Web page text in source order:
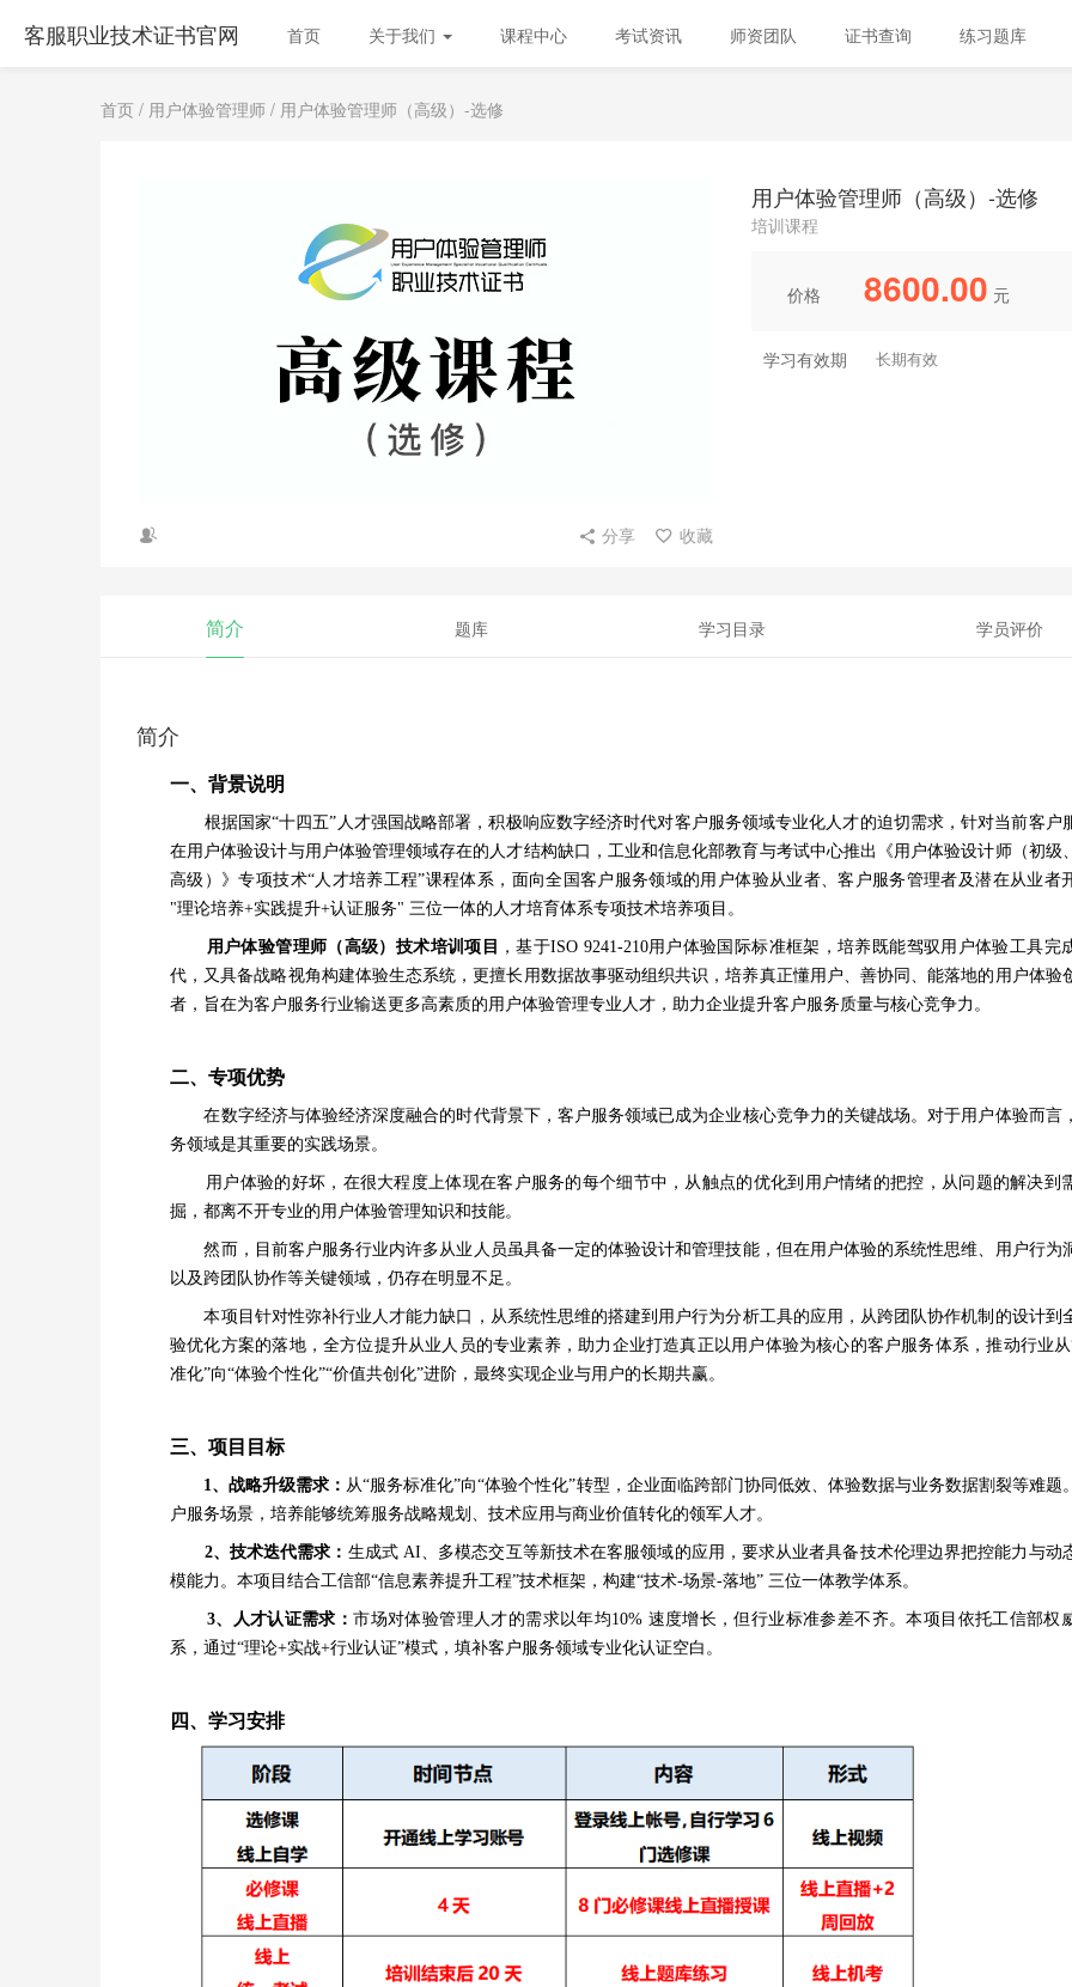
客服职业技术证书官网 首页 关于我们 课程中心 考试资讯 师资团队 证书查询 练习题库
首页 / 用户体验管理师 / 用户体验管理师（高级）-选修
分享 收藏
用户体验管理师（高级）-选修
培训课程
价格 8600.00 元
学习有效期 长期有效
简介 题库 学习目录 学员评价
简介
一、背景说明
根据国家“十四五”人才强国战略部署，积极响应数字经济时代对客户服务领域专业化人才的迫切需求，针对当前客户
在用户体验设计与用户体验管理领域存在的人才结构缺口 ，工业和信息化部教育与考试中心推出《用户体验设计师 （初级
高级 ）》专项技术“人才培养工程”课程体系，面向全 国客户服务领域的用户体验从业者、客户服务管理者及潜在从业者
"理论培养+实践提升+认证 服务" 三位一体的人才培育体系专项技术培养项目 。
用户体验管理师（高级）技术培训项目 ，基于ISO 9241-210用户体验国际标准框架 ，培养 既能驾驭 用户体验工具完
代，又具备战略视角构建体验生态系统，更擅长用数据故事驱动组织共识 ，培养真正懂用户、善协同、能落地的 用户体验
者 ， 旨在为客户服务行业输送更多高素质的用户体验管理专业人才，助力企业提升客户服务质量与核心竞争力。
二、专项优势
在数字经济与体验经济深度融合的时代背景下，客户服务领域已成为企业核心竞争力的关键战场。对于用户体验而言
务领域是其重要的实践场景。
用户体验的好坏，在很大程度上体现在客户服务的每个细节中，从触点的优化到用户情绪的把控，从问题的解决到
掘，都离不开专业的用户体验管理知识和技能。
然而，目前客户服务行业内许多从业人员虽具备一定的体验设计和管理技能，但在用户体验的系统性思维、用户行为
以及跨团队协作等关键领域，仍存在明显不足。
本项目针对性弥补行业人才能力缺口，从系统性思维的搭建到用户行为分析工具的应用，从跨团队协作机制的设计到
验优化方案的落地，全方位提升从业人员的专业素养，助力企业打造真正以用户体验为核心的客户服务体系，推动行业
准化”向“体验个性化”“价值共创化”进阶，最终实现企业与用户的长期共赢。
三、项目目标
1、战略升级需求 ： 从“服务标准化”向“体验个性化”转型，企业面临跨部门协同低效、体验数据与业务数据割裂等难题
户服务场景，培养能够统筹服务战略规划、技术应用与商业价值转化的领军人才。
2、技术迭代需求 ： 生成式 AI、多模态交互等新技术在客服领域的应用，要求从业者具备技术伦理边界把控能力与动
模能力。本项目结合工信部“信息素养提升工程”技术框架，构建“技术-场景-落地” 三位一体教学体系。
3、人才认证需求 ：市场对体验管理人才的需求以年均10% 速度增长，但行业标准参差不齐。本项目依托工信部权
系，通过“理论+实战+行业认证”模式，填补客户服务领域专业化认证空白。
四、学习安排